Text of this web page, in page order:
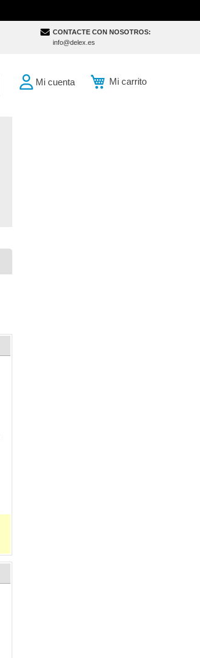
CONTACTE CON NOSOTROS:
info@delex.es
Mi carrito
Mi cuenta